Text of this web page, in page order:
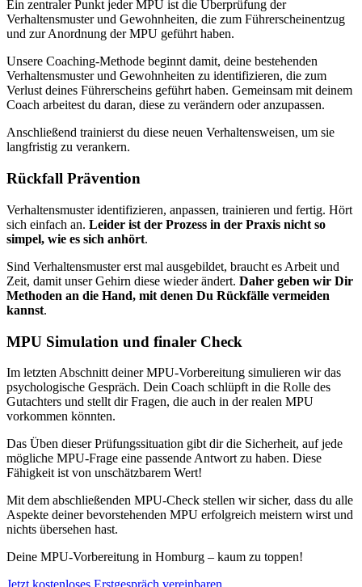
Ein zentraler Punkt jeder MPU ist die Überprüfung der
Verhaltensmuster und Gewohnheiten, die zum Führerscheinentzug
und zur Anordnung der MPU geführt haben.
Unsere Coaching-Methode beginnt damit, deine bestehenden
Verhaltensmuster und Gewohnheiten zu identifizieren, die zum
Verlust deines Führerscheins geführt haben. Gemeinsam mit deinem
Coach arbeitest du daran, diese zu verändern oder anzupassen.
Anschließend trainierst du diese neuen Verhaltensweisen, um sie
langfristig zu verankern.
Rückfall Prävention
Verhaltensmuster identifizieren, anpassen, trainieren und fertig. Hört
sich einfach an. Leider ist der Prozess in der Praxis nicht so
simpel, wie es sich anhört.
Sind Verhaltensmuster erst mal ausgebildet, braucht es Arbeit und
Zeit, damit unser Gehirn diese wieder ändert. Daher geben wir Dir
Methoden an die Hand, mit denen Du Rückfälle vermeiden
kannst.
MPU Simulation und finaler Check
Im letzten Abschnitt deiner MPU-Vorbereitung simulieren wir das
psychologische Gespräch. Dein Coach schlüpft in die Rolle des
Gutachters und stellt dir Fragen, die auch in der realen MPU
vorkommen könnten.
Das Üben dieser Prüfungssituation gibt dir die Sicherheit, auf jede
mögliche MPU-Frage eine passende Antwort zu haben. Diese
Fähigkeit ist von unschätzbarem Wert!
Mit dem abschließenden MPU-Check stellen wir sicher, dass du alle
Aspekte deiner bevorstehenden MPU erfolgreich meistern wirst und
nichts übersehen hast.
Deine MPU-Vorbereitung in Homburg – kaum zu toppen!